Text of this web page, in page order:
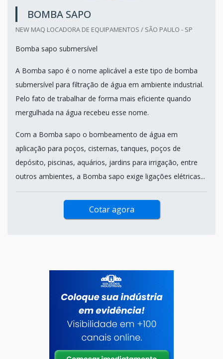
BOMBA SAPO
NEW MAQ LOCADORA DE EQUIPAMENTOS / SÃO PAULO - SP
Bomba sapo submersível
A Bomba sapo é o nome aplicável a este tipo de bomba
submersível para filtração de água em ambiente industrial.
Pelo fato de trabalhar de forma mais eficiente quando
mergulhada na água recebeu esse nome.
Com a Bomba sapo o bombeamento de água em
aplicação para poços, cisternas, tanques, poços de
depósito, piscinas, aquários, jardins para irrigação, entre
outros ambientes, a Bomba sapo exige ligações elétricas...
Cotar agora